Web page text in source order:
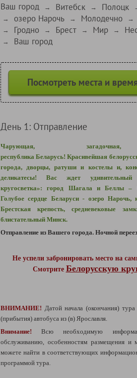
Ваш город → Витебск → Полоцк
→ озеро Нарочь → Молодечно →
→ Гродно → Брест → Мир →
→ Ваш город
Посмотреть места и
День 1: Отправление
Чарующая, загадочная,
республика Беларусь! Красивейшая
города, дворцы, ратуши и костелы и,
деликатесы! Вас ждет удивительный
кругосветка»: город Шагала и Беллы –
Голубое сердце Беларуси - озеро Нарочь,
Брестская крепость, средневековые
блистательный Минск.
Отправление из Вашего города. Ночной
Не успели забронировать место на
Смотрите Белорусскую
ВНИМАНИЕ! Датой начала (окончания)
(прибытия) автобуса из (в) Ярославля.
Внимание!
Всю необходимую
обслуживанию, особенностям размещения и
можете найти в соответствующих
программой тура.